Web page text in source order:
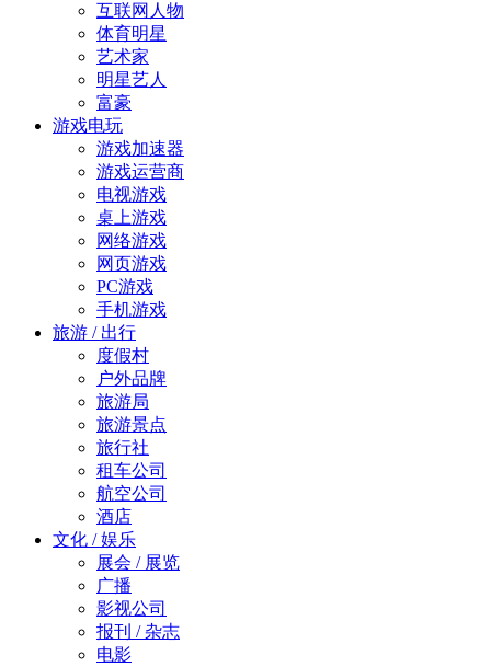
互联网人物
体育明星
艺术家
明星艺人
富豪
游戏电玩
游戏加速器
游戏运营商
电视游戏
桌上游戏
网络游戏
网页游戏
PC游戏
手机游戏
旅游 / 出行
度假村
户外品牌
旅游局
旅游景点
旅行社
租车公司
航空公司
酒店
文化 / 娱乐
展会 / 展览
广播
影视公司
报刊 / 杂志
电影